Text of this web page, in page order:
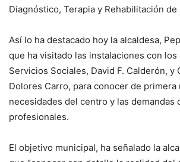
Diagnóstico, Terapia y Rehabilitación de
Así lo ha destacado hoy la alcaldesa,
que ha visitado las instalaciones con los
Servicios Sociales, David F. Calderón, y
Dolores Carro, para conocer de primera
necesidades del centro y las demandas
profesionales.
El objetivo municipal, ha señalado la